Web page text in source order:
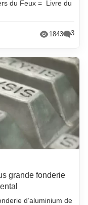
du Feux = Livre du
1843 3
grande fonderie
d’aluminium de